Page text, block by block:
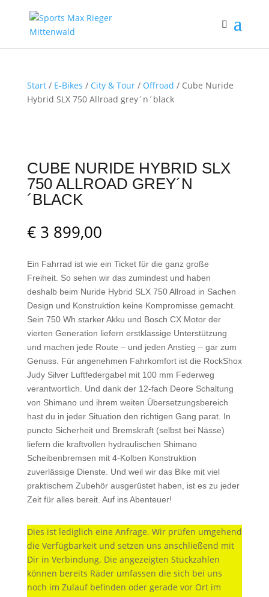
Start/ E-Bikes / City & Tour/ Offroad / Cube Nuride
Hybrid SLX 750 Allroad grey´n´black
CUBE NURIDE HYBRID SLX
750 ALLROAD GREY´N
´BLACK
€3 899,00
Ein Fahrrad ist wie ein Ticket für die ganz große
Freiheit. So sehen wir das zumindest und haben
deshalb beim Nuride Hybrid SLX 750 Allroad in Sachen
Design und Konstruktion keine Kompromisse gemacht.
Sein 750 Wh starker Akku und Bosch CX Motor der
vierten Generation liefern erstklassige Unterstützung
und machen jede Route – und jeden Anstieg – gar zum
Genuss. Für angenehmen Fahrkomfort ist die RockShox
Judy Silver Luftfedergabel mit 100 mm Federweg
verantwortlich. Und dank der 12-fach Deore Schaltung
von Shimano und ihrem weiten Übersetzungsbereich
hast du in jeder Situation den richtigen Gang parat. In
puncto Sicherheit und Bremskraft (selbst bei Nässe)
liefern die kraftvollen hydraulischen Shimano
Scheibenbremsen mit 4-Kolben Konstruktion
zuverlässige Dienste. Und weil wir das Bike mit viel
praktischem Zubehör ausgerüstet haben, ist es zu jeder
Zeit für alles bereit. Auf ins Abenteuer!
Dies ist lediglich eine Anfrage. Wir prüfen umgehend
die Verfügbarkeit und setzen uns anschließend mit
Dir in Verbindung. Die angezeigten Stückzahlen
können bereits Räder umfassen die sich bei uns
noch im Zulauf befinden oder gerade vor Ort im